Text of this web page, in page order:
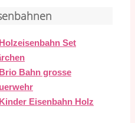
Set
Bahn grosse
Eisenbahn Holz